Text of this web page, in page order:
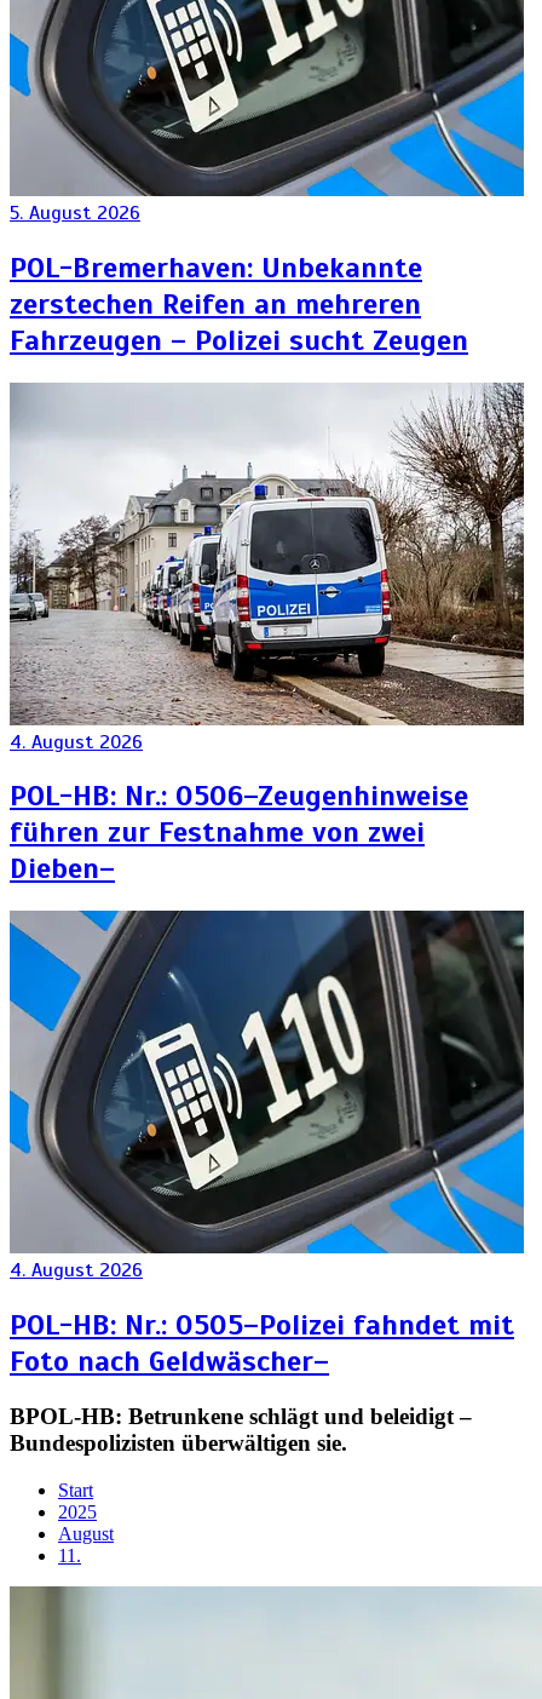
5. August 2026
POL-Bremerhaven: Unbekannte
zerstechen Reifen an mehreren
Fahrzeugen – Polizei sucht Zeugen
4. August 2026
POL-HB: Nr.: 0506–Zeugenhinweise
führen zur Festnahme von zwei
Dieben–
4. August 2026
POL-HB: Nr.: 0505–Polizei fahndet mit
Foto nach Geldwäscher–
BPOL-HB: Betrunkene schlägt und beleidigt –
Bundespolizisten überwältigen sie.
Start
2025
August
11.